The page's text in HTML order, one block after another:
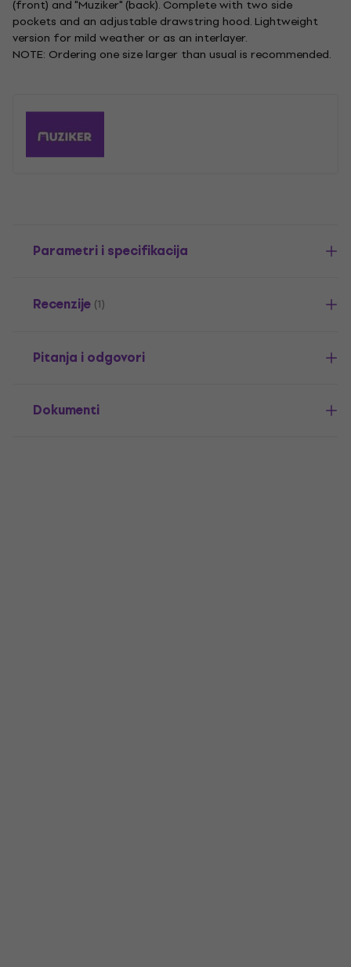
(front) and "Muziker" (back). Complete with two side
pockets and an adjustable drawstring hood. Lightweight
version for mild weather or as an interlayer.
NOTE: Ordering one size larger than usual is recommended.
Parametri i specifikacija
Recenzije (1)
Pitanja i odgovori
Dokumenti